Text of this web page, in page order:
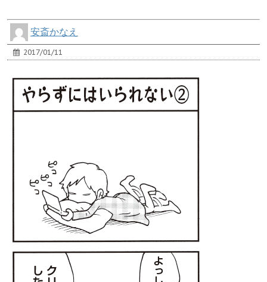
安斎かなえ
2017/01/11